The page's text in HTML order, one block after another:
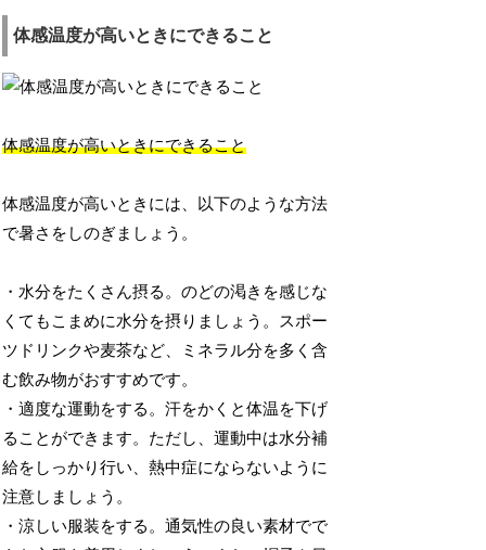
体感温度が高いときにできること
体感温度が高いときにできること
体感温度が高いときには、以下のような方法
で暑さをしのぎましょう。
・水分をたくさん摂る。のどの渇きを感じな
くてもこまめに水分を摂りましょう。スポー
ツドリンクや麦茶など、ミネラル分を多く含
む飲み物がおすすめです。
・適度な運動をする。汗をかくと体温を下げ
ることができます。ただし、運動中は水分補
給をしっかり行い、熱中症にならないように
注意しましょう。
・涼しい服装をする。通気性の良い素材でで